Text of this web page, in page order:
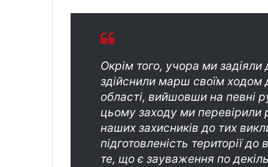
Окрім того, учора ми задіяли
здійснили марш своїм ходом
області, вийшовши на певні
цьому заходу ми перевірили
наших захисників до тих
підготовленість території
те, що є зауваження по